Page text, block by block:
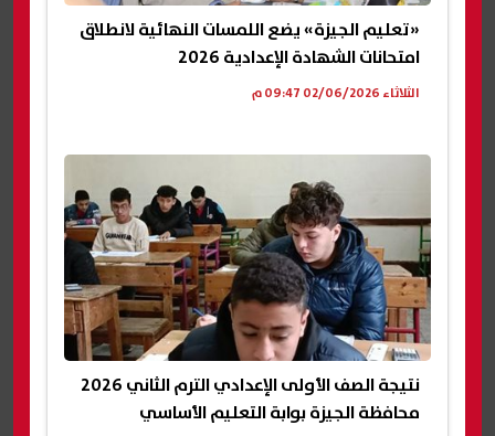
«تعليم الجيزة» يضع اللمسات النهائية لانطلاق
امتحانات الشهادة الإعدادية 2026
الثلاثاء 02/06/2026 09:47 م
نتيجة الصف الأولى الإعدادي الترم الثاني 2026
محافظة الجيزة بوابة التعليم الأساسي